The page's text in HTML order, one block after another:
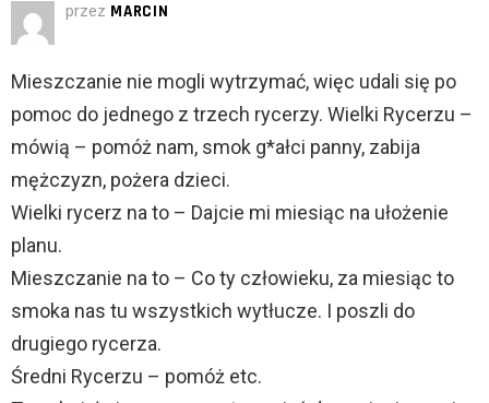
przez MARCIN
Mieszczanie nie mogli wytrzymać, więc udali się po
pomoc do jednego z trzech rycerzy. Wielki Rycerzu –
mówią – pomóż nam, smok g*ałci panny, zabija
mężczyzn, pożera dzieci.
Wielki rycerz na to – Dajcie mi miesiąc na ułożenie
planu.
Mieszczanie na to – Co ty człowieku, za miesiąc to
smoka nas tu wszystkich wytłucze. I poszli do
drugiego rycerza.
Średni Rycerzu – pomóż etc.